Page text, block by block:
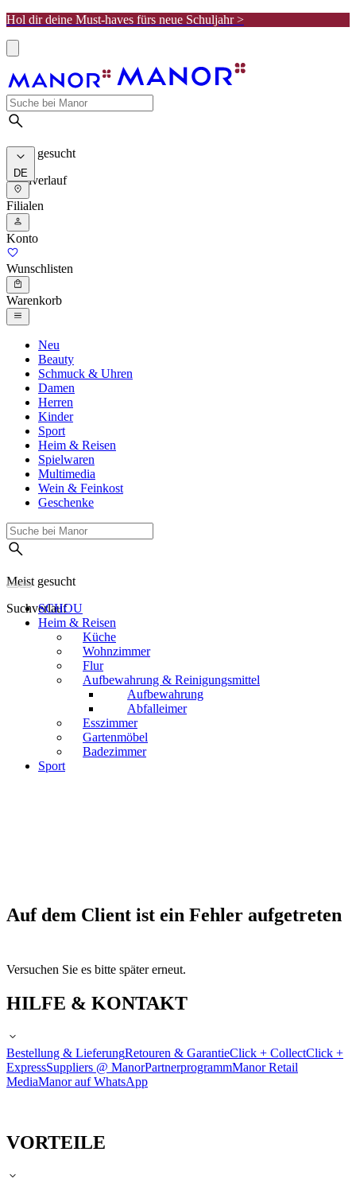
Hol dir deine Must-haves fürs neue Schuljahr >
Meist gesucht
Suchverlauf
DE
Filialen
Konto
Wunschlisten
Warenkorb
Neu
Beauty
Schmuck & Uhren
Damen
Herren
Kinder
Sport
Heim & Reisen
Spielwaren
Multimedia
Wein & Feinkost
Geschenke
Meist gesucht
Suchverlauf
SCHOU
Heim & Reisen
Küche
Wohnzimmer
Flur
Aufbewahrung & Reinigungsmittel
Aufbewahrung
Abfalleimer
Esszimmer
Gartenmöbel
Badezimmer
Sport
Auf dem Client ist ein Fehler aufgetreten
Versuchen Sie es bitte später erneut.
HILFE & KONTAKT
Bestellung & LieferungRetouren & GarantieClick + CollectClick +
ExpressSuppliers @ ManorPartnerprogrammManor Retail
MediaManor auf WhatsApp
VORTEILE